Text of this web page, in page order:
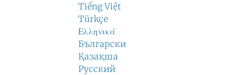
Tiếng Việt
Türkçe
Ελληνικά
Български
Қазақша
Русский